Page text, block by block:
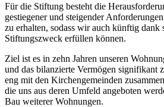
Für die Stiftung besteht die
gestiegener und steigender
zu erhalten, sodass wir auch künftig dank
Stiftungszweck erfüllen können.
Ziel ist es in zehn Jahren unseren
und das bilanzierte Vermögen signifikant
eng mit den Kirchengemeinden
die uns aus deren Umfeld angeboten
Bau weiterer Wohnungen.